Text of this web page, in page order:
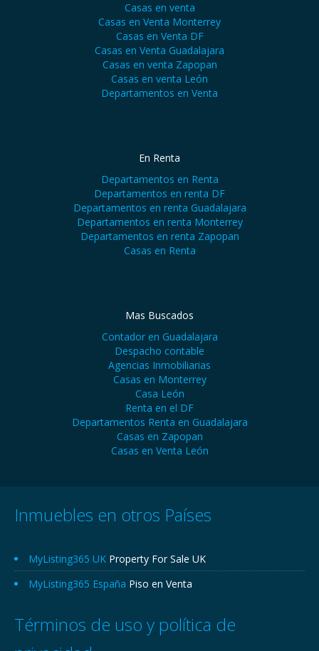
Casas en venta
Casas en Venta Monterrey
Casas en Venta DF
Casas en Venta Guadalajara
Casas en venta Zapopan
Casas en venta León
Departamentos en Venta
En Renta
Departamentos en Renta
Departamentos en renta DF
Departamentos en renta Guadalajara
Departamentos en renta Monterrey
Departamentos en renta Zapopan
Casas en Renta
Mas Buscados
Contador en Guadalajara
Despacho contable
Agencias Inmobiliarias
Casas en Monterrey
Casa León
Renta en el DF
Departamentos Renta en Guadalajara
Casas en Zapopan
Casas en Venta León
Inmuebles en otros Países
MyListing365 UK Property For Sale UK
MyListing365 España Piso en Venta
Términos de uso y política de